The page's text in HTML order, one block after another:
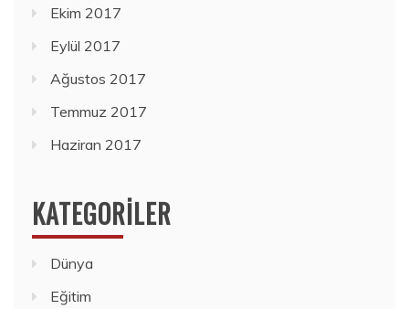
Ekim 2017
Eylül 2017
Ağustos 2017
Temmuz 2017
Haziran 2017
KATEGORILER
Dünya
Eğitim